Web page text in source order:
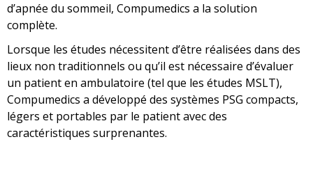
d’apnée du sommeil, Compumedics a la solution
complète.
Lorsque les études nécessitent d’être réalisées dans des
lieux non traditionnels ou qu’il est nécessaire d’évaluer
un patient en ambulatoire (tel que les études MSLT),
Compumedics a développé des systèmes PSG compacts,
légers et portables par le patient avec des
caractéristiques surprenantes.